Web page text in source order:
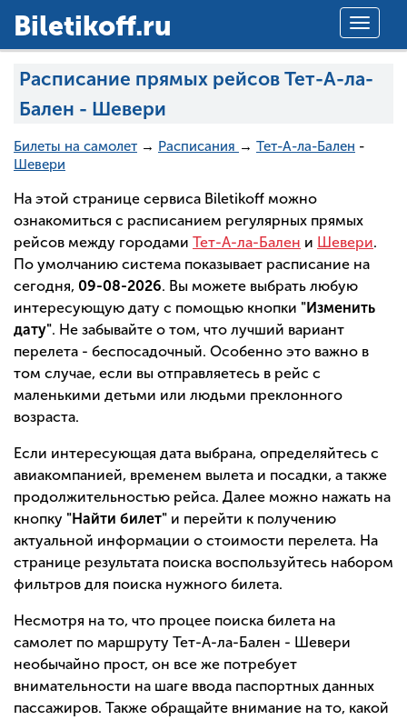
Toggle
Вiletikoff.ru
Расписание прямых рейсов Тет-А-ла-
Бален - Шевери
Билеты на самолет → Расписания → Тет-А-ла-Бален -
Шевери
На этой странице сервиса Biletikoff можно
ознакомиться с расписанием регулярных прямых
рейсов между городами Тет-А-ла-Бален и Шевери.
По умолчанию система показывает расписание на
сегодня, 09-08-2026. Вы можете выбрать любую
интересующую дату с помощью кнопки "Изменить
дату". Не забывайте о том, что лучший вариант
перелета - беспосадочный. Особенно это важно в
том случае, если вы отправляетесь в рейс с
маленькими детьми или людьми преклонного
возраста.
Если интересующая дата выбрана, определяйтесь с
авиакомпанией, временем вылета и посадки, а также
продолжительностью рейса. Далее можно нажать на
кнопку "Найти билет" и перейти к получению
актуальной информации о стоимости перелета. На
странице результата поиска воспользуйтесь набором
фильтров для поиска нужного билета.
Несмотря на то, что процее поиска билета на
самолет по маршруту Тет-А-ла-Бален - Шевери
необычайно прост, он все же потребует
внимательности на шаге ввода паспортных данных
пассажиров. Также обращайте внимание на то, какой